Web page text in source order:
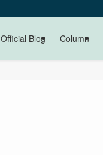
Official Blog Column